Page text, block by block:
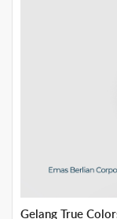
Gelang True